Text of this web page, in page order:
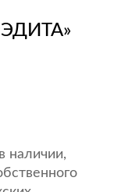
наличии,